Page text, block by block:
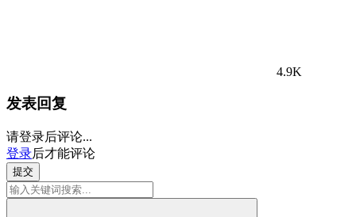
4.9K
发表回复
请登录后评论...
登录后才能评论
提交